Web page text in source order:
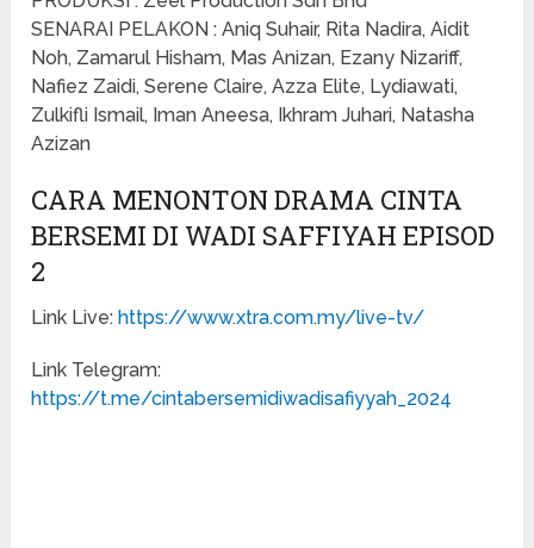
SENARAI PELAKON : Aniq Suhair, Rita Nadira, Aidit
Noh, Zamarul Hisham, Mas Anizan, Ezany Nizariff,
Nafiez Zaidi, Serene Claire, Azza Elite, Lydiawati,
Zulkifli Ismail, Iman Aneesa, Ikhram Juhari, Natasha
Azizan
CARA MENONTON DRAMA CINTA
BERSEMI DI WADI SAFFIYAH EPISOD
2
Link Live: https://www.xtra.com.my/live-tv/
Link Telegram:
https://t.me/cintabersemidiwadisafiyyah_2024